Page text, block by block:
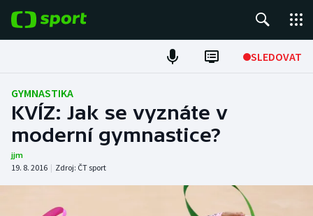
SLEDOVAT
Fotbal
Hokej
Atletika
GYMNASTIKA
KVÍZ: Jak se vyznáte v
moderní gymnastice?
jjm
19. 8. 2016 | Zdroj: ČT sport